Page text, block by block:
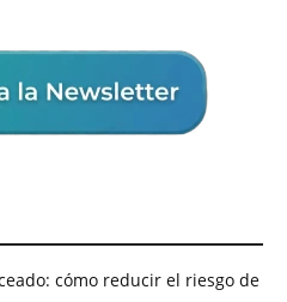
cómo reducir el riesgo de